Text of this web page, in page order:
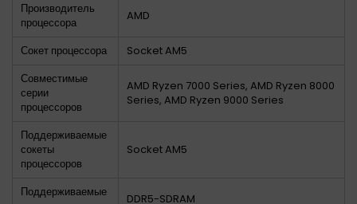
Производитель
процессора
AMD
Сокет процессора
Socket AM5
Совместимые
серии
процессоров
AMD Ryzen 7000 Series, AMD Ryzen 8000
Series, AMD Ryzen 9000 Series
Поддерживаемые
сокеты
процессоров
Socket AM5
Поддерживаемые
DDR5-SDRAM